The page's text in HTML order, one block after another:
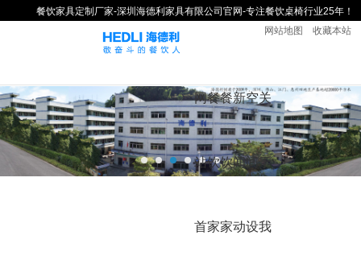
餐饮家具定制厂家-深圳海德利家具有限公司官网-专注餐饮桌椅行业25年！
收藏本站
网站地图
网
站
首
餐
饮
家
餐
饮
家
新
闻
动
空
间
设
关
于
我